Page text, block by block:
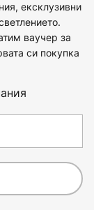
ексклузивни
ваучер за
си покупка